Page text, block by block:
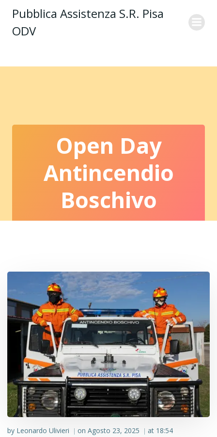
al
Pubblica Assistenza S.R. Pisa
ODV
Open Day
Antincendio
Boschivo
by Leonardo Ulivieri | on Agosto 23, 2025 | at 18:54